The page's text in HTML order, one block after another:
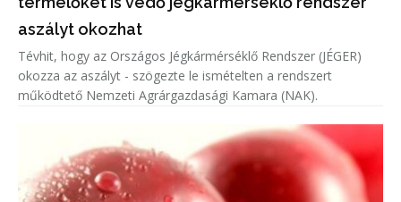
aszályt okozhat
Tévhit, hogy az Országos Jégkármérséklő Rendszer (JÉGER)
okozza az aszályt - szögezte le ismételten a rendszert
működtető Nemzeti Agrárgazdasági Kamara (NAK).